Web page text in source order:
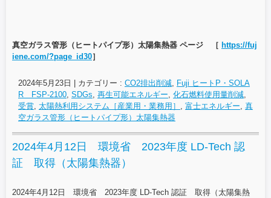
真空ガラス管形（ヒートパイプ形）太陽集熱器 ページ ［ https://fuj
iene.com/?page_id30］
2024年5月23日 カテゴリー : CO2排出削減, Fuji ヒートP・SOLA
R FSP-2100, SDGs, 再生可能エネルギー, 化石燃料使用量削減,
受賞, 太陽熱利用システム［産業用・業務用］ , 富士エネルギー, 真
空ガラス管形（ヒートパイプ形）太陽集熱器
2024年4月12日 環境省 2023年度 LD-Tech 認
証 取得（太陽集熱器）
2024年4月12日 環境省 2023年度 LD-Tech 認証 取得（太陽集熱